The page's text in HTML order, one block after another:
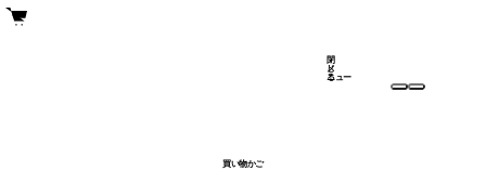
買い物かご
メ
ニュー
閉
じ
る